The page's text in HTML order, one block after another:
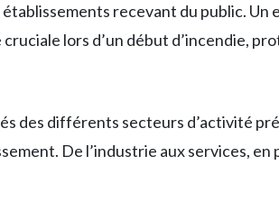
recevant du public.
lors d’un début d’incendie,
des différents secteurs d’activité
De l’industrie aux services,